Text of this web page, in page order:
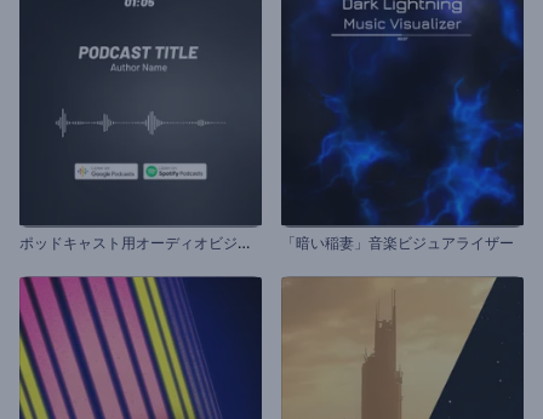
ポ
ッドキャスト用オーディオビジュアライザー 「暗い稲妻」音楽ビジュアライザー